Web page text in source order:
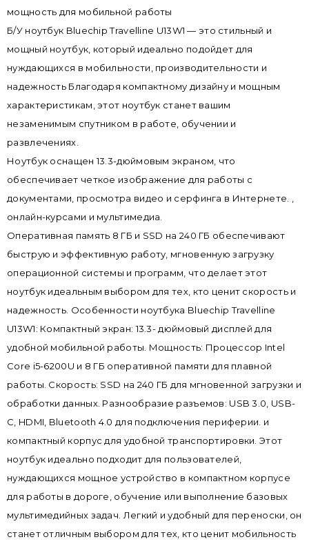
мощность для мобильной работы
Б/У ноутбук Bluechip Travelline U13W1 — это стильный и
мощный ноутбук, который идеально подойдет для
нуждающихся в мобильности, производительности и
надежность Благодаря компактному дизайну и мощным
характеристикам, этот ноутбук станет вашим
незаменимым спутником в работе, обучении и
развлечениях.
Ноутбук оснащен 13.3-дюймовым экраном, что
обеспечивает четкое изображение для работы с
документами, просмотра видео и серфинга в Интернете. ,
онлайн-курсами и мультимедиа.
Оперативная память 8 ГБ и SSD на 240 ГБ обеспечивают
быструю и эффективную работу, мгновенную загрузку
операционной системы и программ, что делает этот
ноутбук идеальным выбором для тех, кто ценит скорость и
надежность. Особенности ноутбука Bluechip Travelline
U13W1: Компактный экран: 13.3- дюймовый дисплей для
удобной мобильной работы. Мощность: Процессор Intel
Core i5-6200U и 8 ГБ оперативной памяти для плавной
работы. Скорость: SSD на 240 ГБ для мгновенной загрузки и
обработки данных. Разнообразие разъемов: USB 3.0, USB-
C, HDMI, Bluetooth 4.0 для подключения периферии. и
компактный корпус для удобной транспортировки. Этот
ноутбук идеально подходит для пользователей,
нуждающихся мощное устройство в компактном корпусе
для работы в дороге, обучение или выполнение базовых
мультимедийных задач. Легкий и удобный для переноски, он
станет отличным выбором для тех, кто ценит мобильность